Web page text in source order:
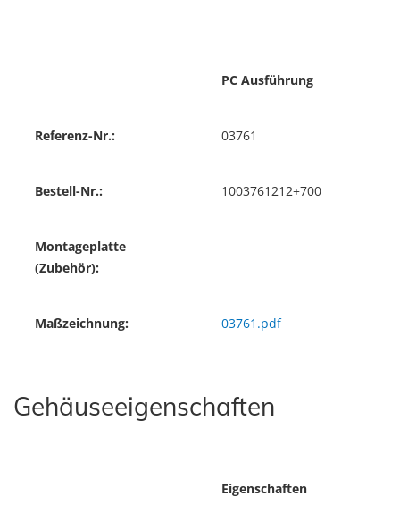
PC Ausführung
Referenz-Nr.: 03761
Bestell-Nr.: 1003761212+700
Montageplatte
(Zubehör):
Maßzeichnung: 03761.pdf
Gehäuseeigenschaften
Eigenschaften